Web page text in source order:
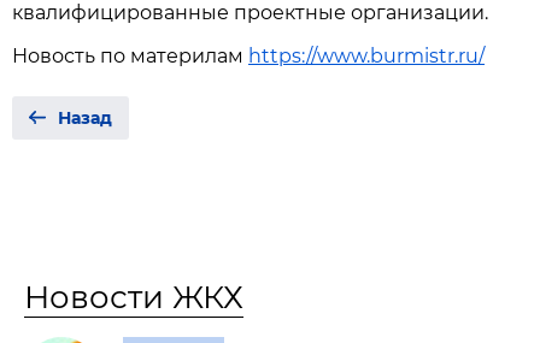
квалифицированные проектные организации.
Новость по материлам https://www.burmistr.ru/
Назад
Новости ЖКХ